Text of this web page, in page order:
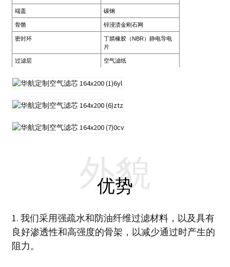
端盖 碳钢
骨骼 锌浸渍金刚石网
密封环
丁腈橡胶（NBR）静电导电
片
过滤层 空气滤纸
优势
外貌
1. 我们采用强疏水和防油纤维过滤材料，以及具有
良好渗透性和高强度的骨架，以减少通过时产生的
阻力。